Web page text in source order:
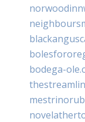
bodega-